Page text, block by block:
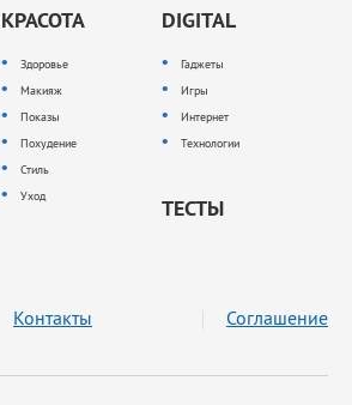
КРАСОТА
Здоровье
Макияж
Показы
Похудение
Стиль
Уход
DIGITAL
Гаджеты
Игры
Интернет
Технологии
ТЕСТЫ
Контакты Соглашение